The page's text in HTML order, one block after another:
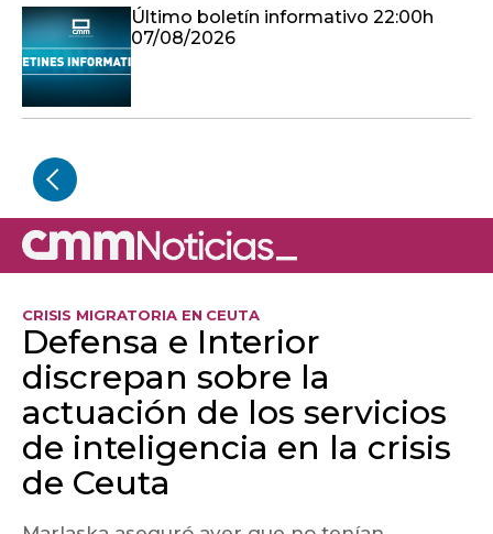
Último boletín informativo 22:00h
07/08/2026
CRISIS MIGRATORIA EN CEUTA
Defensa e Interior
discrepan sobre la
actuación de los servicios
de inteligencia en la crisis
de Ceuta